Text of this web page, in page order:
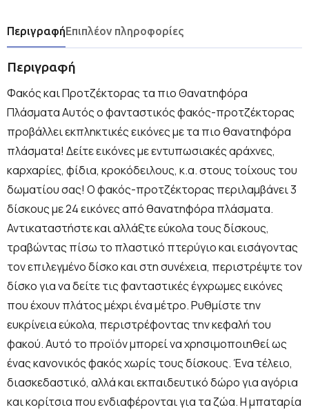
ΠεριγραφήΕπιπλέον πληροφορίες
Περιγραφή
Φακός και Προτζέκτορας τα πιο Θανατηφόρα
Πλάσματα Αυτός ο φανταστικός φακός-προτζέκτορας
προβάλλει εκπληκτικές εικόνες με τα πιο θανατηφόρα
πλάσματα! Δείτε εικόνες με εντυπωσιακές αράχνες,
καρχαρίες, φίδια, κροκόδειλους, κ.α. στους τοίχους του
δωματίου σας! Ο φακός-προτζέκτορας περιλαμβάνει 3
δίσκους με 24 εικόνες από θανατηφόρα πλάσματα.
Αντικαταστήστε και αλλάξτε εύκολα τους δίσκους,
τραβώντας πίσω το πλαστικό πτερύγιο και εισάγοντας
τον επιλεγμένο δίσκο και στη συνέχεια, περιστρέψτε τον
δίσκο για να δείτε τις φανταστικές έγχρωμες εικόνες
που έχουν πλάτος μέχρι ένα μέτρο. Ρυθμίστε την
ευκρίνεια εύκολα, περιστρέφοντας την κεφαλή του
φακού. Αυτό το προϊόν μπορεί να χρησιμοποιηθεί ως
ένας κανονικός φακός χωρίς τους δίσκους. Ένα τέλειο,
διασκεδαστικό, αλλά και εκπαιδευτικό δώρο για αγόρια
και κορίτσια που ενδιαφέρονται για τα ζώα. Η μπαταρία